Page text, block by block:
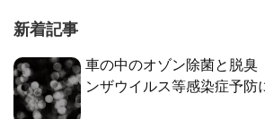
新着記事
車の中のオゾン除菌と脱
ンザウイルス等感染症予防